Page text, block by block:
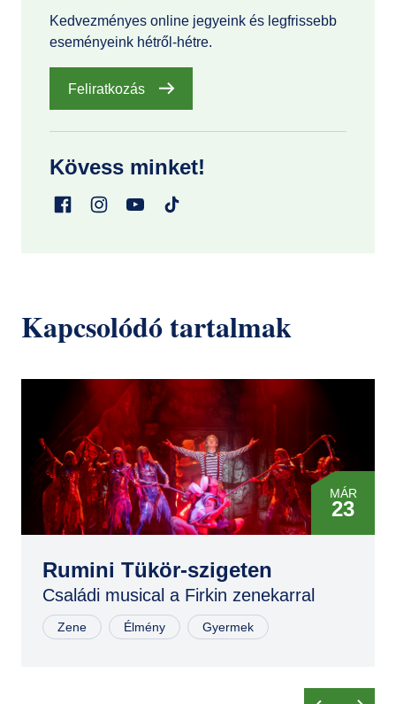
Kedvezményes online jegyeink és legfrissebb
eseményeink hétről-hétre.
Feliratkozás
Kövess minket!
Kapcsolódó tartalmak
MÁR
23
02
Rumini Tükör-szigeten
Családi musical a Firkin zenekarral
Zene Élmény Gyermek